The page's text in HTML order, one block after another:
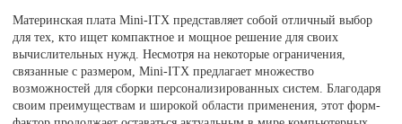
Материнская плата Mini-ITX представляет собой отличный выбор
для тех, кто ищет компактное и мощное решение для своих
вычислительных нужд. Несмотря на некоторые ограничения,
связанные с размером, Mini-ITX предлагает множество
возможностей для сборки персонализированных систем. Благодаря
своим преимуществам и широкой области применения, этот форм-